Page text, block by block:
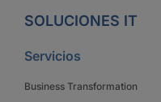
SOLUCIONES IT
Servicios
Business Transformation